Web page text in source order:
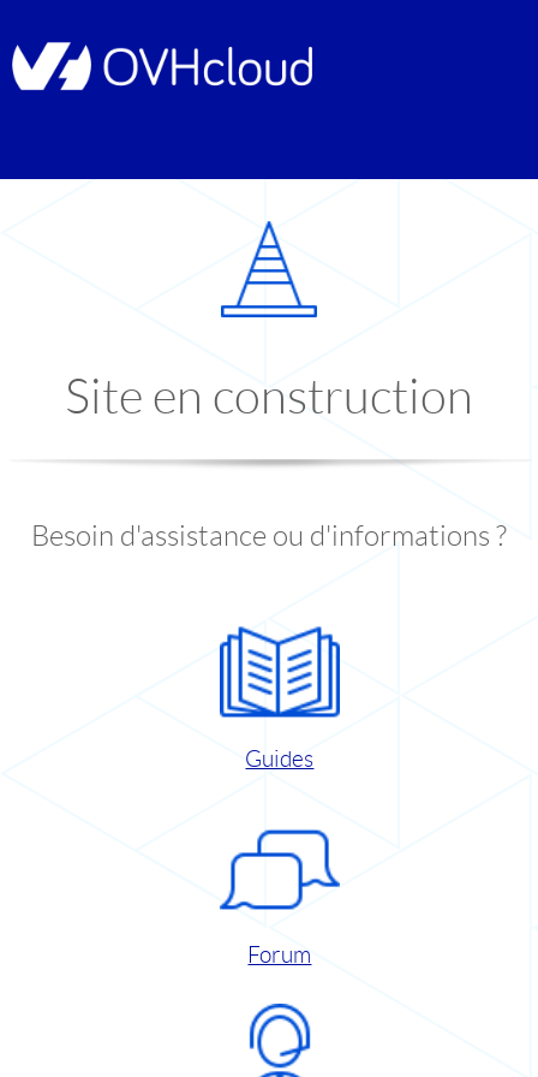
Site en construction
Besoin d'assistance ou d'informations ?
Guides
Forum